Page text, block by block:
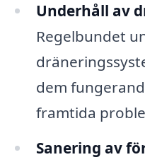
Underhåll av
Regelbundet
dem
framtida
Sanering av